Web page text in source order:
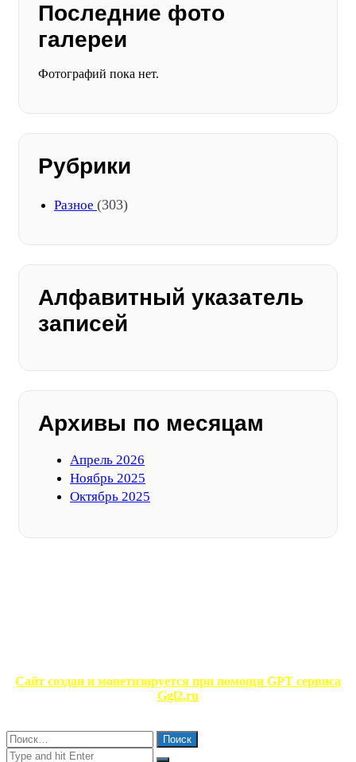
Последние фото
галереи
Фотографий пока нет.
Рубрики
Разное (303)
Алфавитный указатель
записей
Архивы по месяцам
Апрель 2026
Ноябрь 2025
Октябрь 2025
Сайт создан и монетизируется при помощи GPT сервиса
Ggl2.ru
Close
Найти:
Close